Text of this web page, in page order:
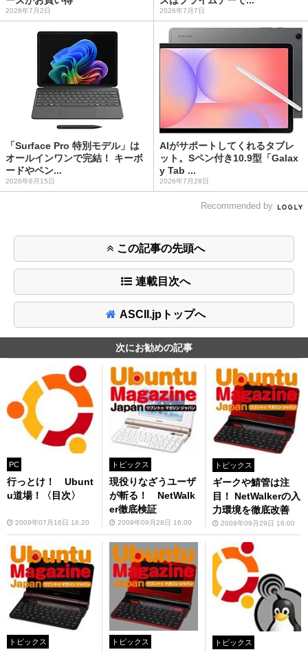
2026年7月2日 2026年7月7日
「Surface Pro 特別モデル」は
オールインワンで完結！ キーボ
ードやペン...
2026年6月15日
AIがサポートしてくれるタブレ
ット。Sペン付き10.9型「Galax
y Tab ...
2026年7月28日
Recommended by
この記事の先頭へ
連載目次へ
ASCII.jpトップへ
次にお勧めの記事
PC
行っとけ！ Ubunt
u道場！〈目次〉
2009年07月16日 16:20
トピックス
現役りなざうユーザ
が斬る！ NetWalk
er徹底検証
2009年09月28日 16:00
トピックス
ギークや鯖管は注
目！ NetWalkerの入
力環境を徹底改善
2009年09月29日 16:00
トピックス トピックス トピックス